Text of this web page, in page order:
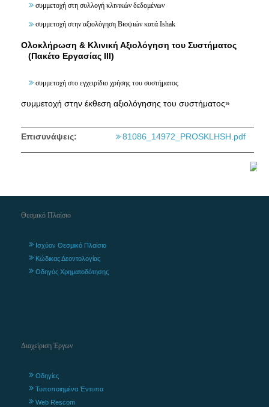
συμμετοχή στη συλλογή κλινικών δεδομένων
συμμετοχή στην αξιολόγηση Βιοψιών κατά Ishak
Ολοκλήρωση & Κλινική Αξιολόγηση του Συστήματος
(Πακέτο Εργασίας ΙΙΙ)
συμμετοχή στο εγχειρίδιο χρήσης του συστήματος
συμμετοχή στην έκθεση αξιολόγησης του συστήματος»
Επισυνάψεις: 81086_14972_PROSKLHSH.pdf
Θεσμικό Πλαίσιο
Ισχύον Θεσμικό Πλαίσιο
Κώδικας Δεοντολογίας
Οδηγός Χρηματοδότησης
Διαχείριση Έργων
Οδηγίες
Τυποποιημένα Έντυπα
Web Rescom